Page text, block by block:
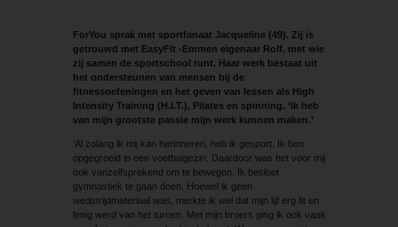
ForYou sprak met sportfanaat Jacqueline (49). Zij is
getrouwd met EasyFit -Emmen eigenaar Rolf, met wie
zij samen de sportschool runt. Haar werk bestaat uit
het ondersteunen van mensen bij de
fitnessoefeningen en het geven van lessen als High
Intensity Training (H.I.T.), Pilates en spinning. ‘Ik heb
van mijn grootste passie mijn werk kunnen maken.’
‘Al zolang ik mij kan herinneren, heb ik gesport. Ik ben
opgegroeid in een voetbalgezin. Daardoor was het voor mij
ook vanzelfsprekend om te bewegen. Ik besloot
gymnastiek te gaan doen. Hoewel ik geen
wedstrijdmateriaal was, merkte ik wel dat mijn lijf erg fit en
lenig werd van het turnen. Met mijn broers ging ik ook vaak